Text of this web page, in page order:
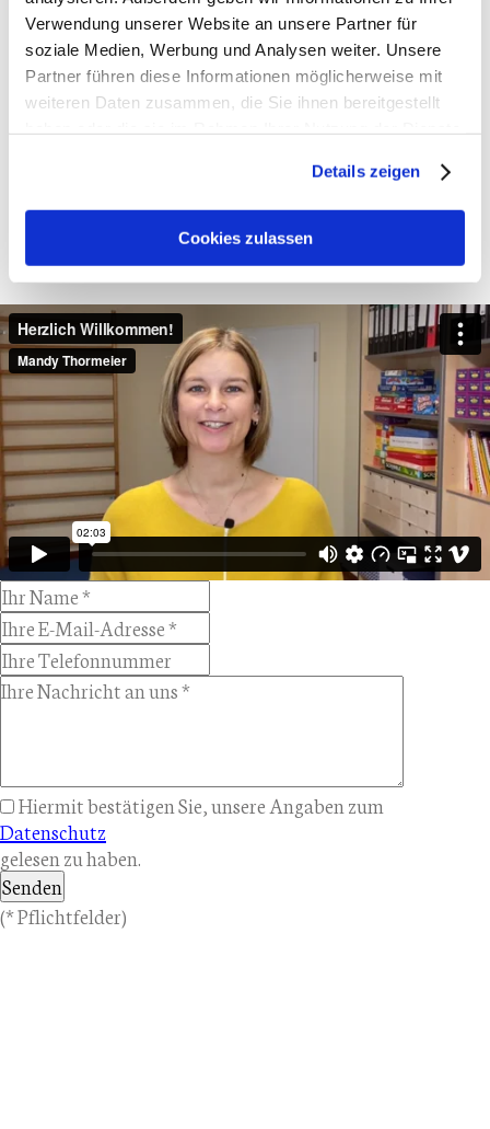
Verwendung unserer Website an unsere Partner für
soziale Medien, Werbung und Analysen weiter. Unsere
Partner führen diese Informationen möglicherweise mit
weiteren Daten zusammen, die Sie ihnen bereitgestellt
Cookies, wenn Sie unsere Webseite weiterhin nutzen.
Details zeigen
Cookies zulassen
Hiermit bestätigen Sie, unsere Angaben zum
Datenschutz
gelesen zu haben.
Senden
(* Pflichtfelder)